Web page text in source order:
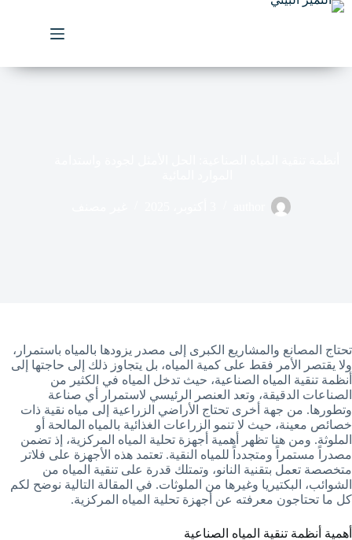
التجاوز
تحتاج المصانع والمشاريع الكبرى إلى مصدر يزودها بالمياه باستمرار،
ولا يقتصر الأمر فقط على كمية المياه، بل يتجاوز ذلك إلى حاجتها إلى
أنظمة تنقية المياه الصناعية، حيث تدخل المياه في الكثير من
الصناعات الدقيقة، وتعد العنصر الرئيسي لاستمرار أي صناعة
وتطورها. من جهة أخرى تحتاج الأراضي الزراعية إلى مياه نقية ذات
خصائص معينة، حيث لا تنمو الزراعات الغذائية بالمياه المالحة أو
الملوثة. ومن هنا تظهر أهمية أجهزة تحلية المياه المركزية، إذ تضمن
مصدراً مستمراً ومتجدداً للمياه النقية. تعتمد هذه الأجهزة على فلاتر
متخصصة تعمل بتقنية النانو، وتمتلك قدرة على تنقية المياه من
الشوائب، البكتيريا وغيرها من الملوثات. في المقالة التالية نوضح لكم
كل ما تحتاجون معرفته عن أجهزة تحلية المياه المركزية.
أهمية أنظمة تنقية المياه الصناعية